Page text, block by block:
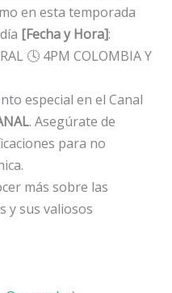
en esta temporada
[Fecha y Hora]:
🕓 4PM COLOMBIA Y
especial en el Canal
. Asegúrate de
para no
más sobre las
y sus valiosos